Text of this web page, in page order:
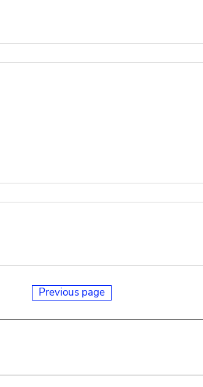
Previous page